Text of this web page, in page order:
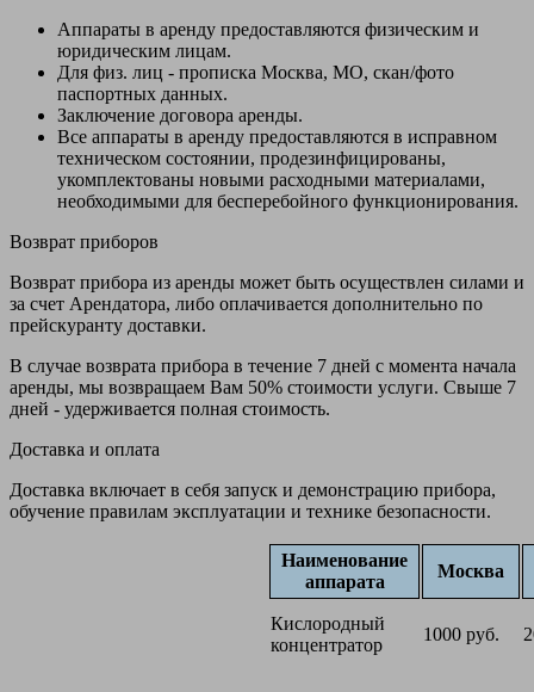
Аппараты в аренду предоставляются физическим и
юридическим лицам.
Для физ. лиц - прописка Москва, МО, скан/фото
паспортных данных.
Заключение договора аренды.
Все аппараты в аренду предоставляются в исправном
техническом состоянии, продезинфицированы,
укомплектованы новыми расходными материалами,
необходимыми для бесперебойного функционирования.
Возврат приборов
Возврат прибора из аренды может быть осуществлен силами и
за счет Арендатора, либо оплачивается дополнительно по
прейскуранту доставки.
В случае возврата прибора в течение 7 дней с момента начала
аренды, мы возвращаем Вам 50% стоимости услуги. Свыше 7
дней - удерживается полная стоимость.
Доставка и оплата
Доставка включает в себя запуск и демонстрацию прибора,
обучение правилам эксплуатации и технике безопасности.
Наименование
аппарата
Москва
Кислородный
концентратор
1000 руб.